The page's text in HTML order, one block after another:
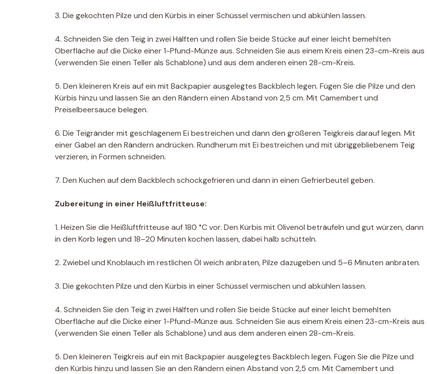
3. Die gekochten Pilze und den Kürbis in einer Schüssel vermischen und abkühlen lassen.
4. Schneiden Sie den Teig in zwei Hälften und rollen Sie beide Stücke auf einer leicht bemehlten
Oberfläche auf die Dicke einer 1-Pfund-Münze aus. Schneiden Sie aus einem Kreis einen 23-cm-Kreis aus
(verwenden Sie einen Teller als Schablone) und aus dem anderen einen 28-cm-Kreis.
5. Den kleineren Kreis auf ein mit Backpapier ausgelegtes Backblech legen. Fügen Sie die Pilze und den
Kürbis hinzu und lassen Sie an den Rändern einen Abstand von 2,5 cm. Mit Camembert und
Preiselbeersauce belegen.
6. Die Teigränder mit geschlagenem Ei bestreichen und dann den größeren Teigkreis darauf legen. Mit
einer Gabel an den Rändern andrücken. Rundherum mit Ei bestreichen und mit übriggebliebenem Teig
verzieren, in Formen schneiden.
7. Den Kuchen auf dem Backblech schockgefrieren und dann in einen Gefrierbeutel geben.
Zubereitung in einer Heißluftfritteuse:
1. Heizen Sie die Heißluftfritteuse auf 180 °C vor. Den Kürbis mit Olivenöl beträufeln und gut würzen, dann
in den Korb legen und 18–20 Minuten kochen lassen, dabei halb schütteln.
2. Zwiebel und Knoblauch im restlichen Öl weich anbraten, Pilze dazugeben und 5–6 Minuten anbraten.
3. Die gekochten Pilze und den Kürbis in einer Schüssel vermischen und abkühlen lassen.
4. Schneiden Sie den Teig in zwei Hälften und rollen Sie beide Stücke auf einer leicht bemehlten
Oberfläche auf die Dicke einer 1-Pfund-Münze aus. Schneiden Sie aus einem Kreis einen 23-cm-Kreis aus
(verwenden Sie einen Teller als Schablone) und aus dem anderen einen 28-cm-Kreis.
5. Den kleineren Teigkreis auf ein mit Backpapier ausgelegtes Backblech legen. Fügen Sie die Pilze und
den Kürbis hinzu und lassen Sie an den Rändern einen Abstand von 2,5 cm. Mit Camembert und